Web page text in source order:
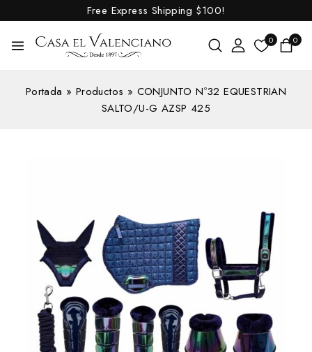
Free Express Shipping $100!
0 0
Portada » Productos » CONJUNTO Nº32 EQUESTRIAN
SALTO/U-G AZSP 425